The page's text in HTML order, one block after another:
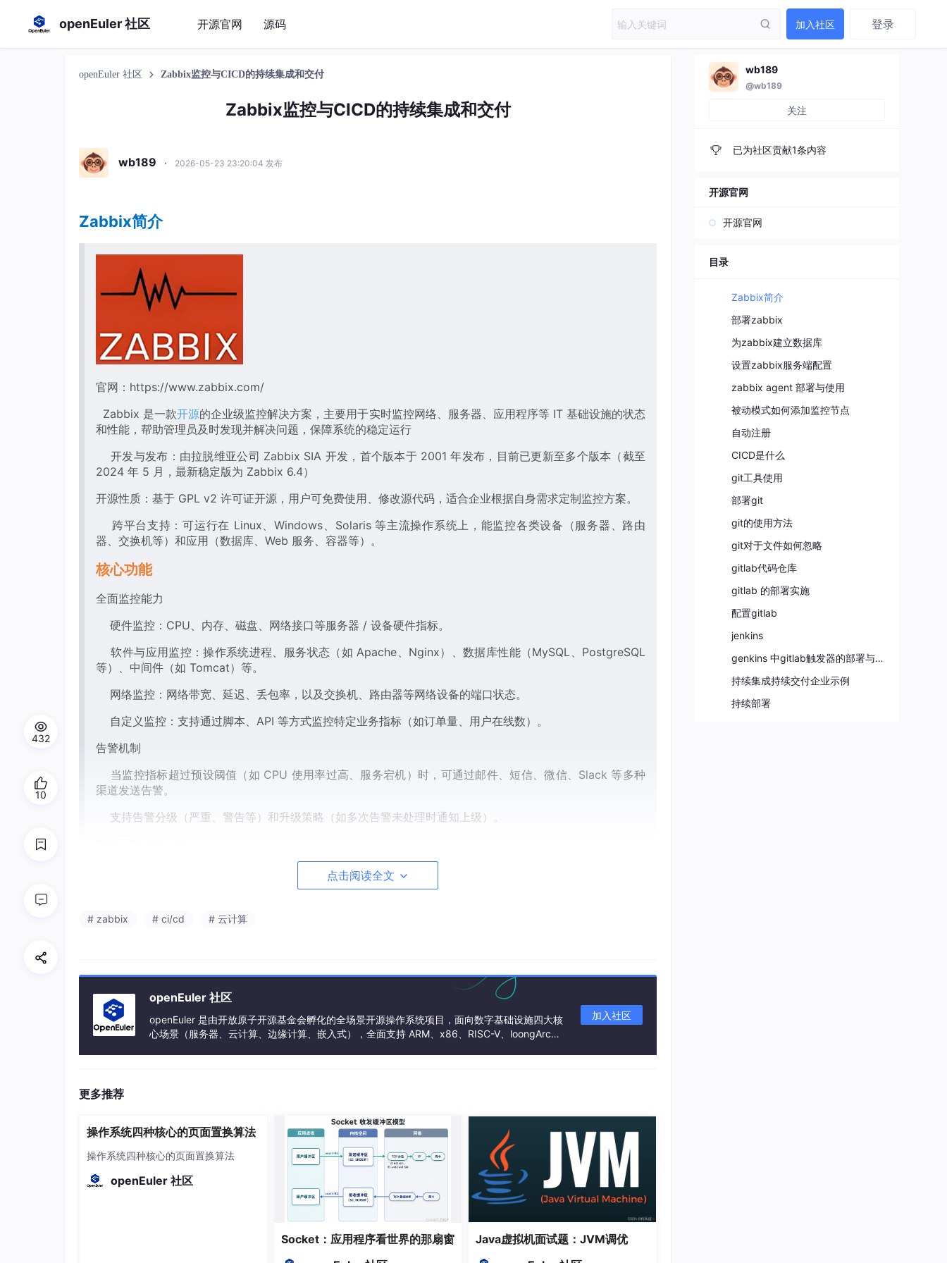
openEuler 社区 开源官网 源码 加入社区 登录
openEuler 社区 Zabbix监控与CICD的持续集成和交付
Zabbix监控与CICD的持续集成和交付
wb189 · 2026-05-23 23:20:04 发布
Zabbix简介
官网：https://www.zabbix.com/
Zabbix 是一款开源的企业级监控解决方案，主要用于实时监控网络、服务器、应用程序等 IT 基础设施的状态
和性能，帮助管理员及时发现并解决问题，保障系统的稳定运行
开发与发布：由拉脱维亚公司 Zabbix SIA 开发，首个版本于 2001 年发布，目前已更新至多个版本（截至
2024 年 5 月，最新稳定版为 Zabbix 6.4）
开源性质：基于 GPL v2 许可证开源，用户可免费使用、修改源代码，适合企业根据自身需求定制监控方案。
跨平台支持：可运行在 Linux、Windows、Solaris 等主流操作系统上，能监控各类设备（服务器、路由
器、交换机等）和应用（数据库、Web 服务、容器等）。
核心功能
全面监控能力
硬件监控：CPU、内存、磁盘、网络接口等服务器 / 设备硬件指标。
软件与应用监控：操作系统进程、服务状态（如 Apache、Nginx）、数据库性能（MySQL、PostgreSQL
等）、中间件（如 Tomcat）等。
网络监控：网络带宽、延迟、丢包率，以及交换机、路由器等网络设备的端口状态。
自定义监控：支持通过脚本、API 等方式监控特定业务指标（如订单量、用户在线数）。
告警机制
当监控指标超过预设阈值（如 CPU 使用率过高、服务宕机）时，可通过邮件、短信、微信、Slack 等多种
渠道发送告警。
支持告警分级（严重、警告等）和升级策略（如多次告警未处理时通知上级）。
提供丰富的图表（折线图、柱状图、饼图等），实时展示监控数据趋势。
历史数据存储在数据库（如 MySQL、PostgreSQL）中，可用于趋势分析和容量规划。
能自动扫描网络中的设备和服务（如新增服务器、数据库实例），并自动添加监控项，减少手动配置工作
量。
分布式监控
架构组成
点击阅读全文
# zabbix # ci/cd # 云计算
openEuler 社区
openEuler 是由开放原子开源基金会孵化的全场景开源操作系统项目，面向数字基础设施四大核
心场景（服务器、云计算、边缘计算、嵌入式），全面支持 ARM、x86、RISC-V、loongArc
加入社区
更多推荐
操作系统四种核心的页面置换算法
操作系统四种核心的页面置换算法
openEuler 社区
Socket：应用程序看世界的那扇窗
Java虚拟机面试题：JVM调优
432
10
wb189
@wb189
关注
已为社区贡献1条内容
开源官网
开源官网
目录
Zabbix简介
部署zabbix
为zabbix建立数据库
设置zabbix服务端配置
zabbix agent 部署与使用
被动模式如何添加监控节点
自动注册
CICD是什么
git工具使用
部署git
git的使用方法
git对于文件如何忽略
gitlab代码仓库
gitlab 的部署实施
配置gitlab
jenkins
genkins 中gitlab触发器的部署与使用
持续集成持续交付企业示例
持续部署